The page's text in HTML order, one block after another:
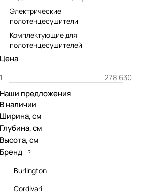
Электрические
полотенцесушители
Комплектующие для
полотенцесушителей
Цена
Наши предложения
В наличии
Ширина, см
Глубина, см
Высота, см
Бренд
?
Burlington
Cordivari